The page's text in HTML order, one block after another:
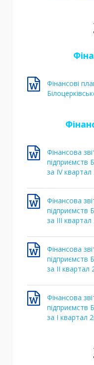
Фінансові
Фінансова
підприємств
за ІV
Фінансова
підприємств
за ІІІ
Фінансова
підприємств
за ІІ квартал
Фінансова
підприємств
за І квартал